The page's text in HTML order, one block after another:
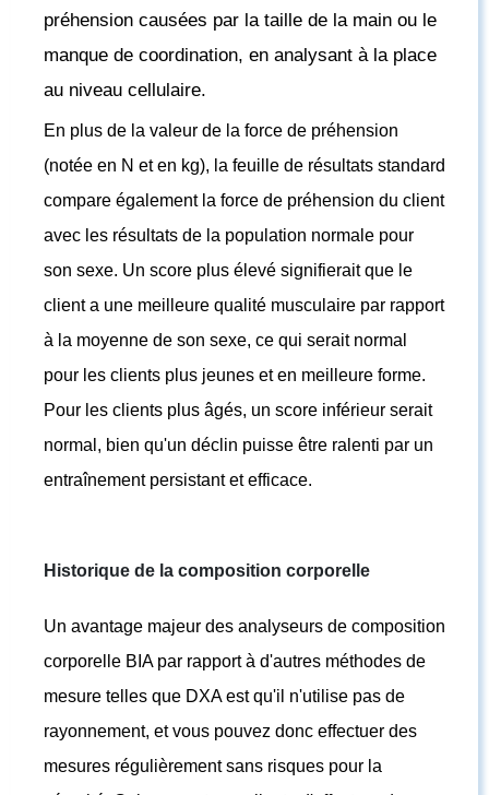
préhension causées par la taille de la main ou le
manque de coordination, en analysant à la place
au niveau cellulaire.
En plus de la valeur de la force de préhension
(notée en N et en kg), la feuille de résultats standard
compare également la force de préhension du client
avec les résultats de la population normale pour
son sexe. Un score plus élevé signifierait que le
client a une meilleure qualité musculaire par rapport
à la moyenne de son sexe, ce qui serait normal
pour les clients plus jeunes et en meilleure forme.
Pour les clients plus âgés, un score inférieur serait
normal, bien qu'un déclin puisse être ralenti par un
entraînement persistant et efficace.
Historique de la composition corporelle
Un avantage majeur des analyseurs de composition
corporelle BIA par rapport à d'autres méthodes de
mesure telles que DXA est qu'il n'utilise pas de
rayonnement, et vous pouvez donc effectuer des
mesures régulièrement sans risques pour la